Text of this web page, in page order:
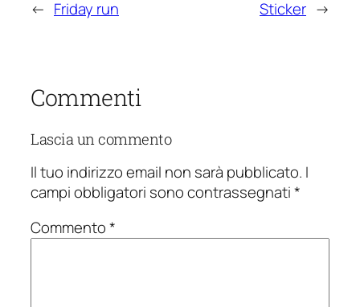
← Friday run Sticker →
Commenti
Lascia un commento
Il tuo indirizzo email non sarà pubblicato. I
campi obbligatori sono contrassegnati*
Commento*